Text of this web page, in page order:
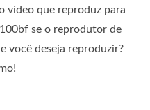
vídeo que reproduz para
se o reprodutor de
você deseja reproduzir?